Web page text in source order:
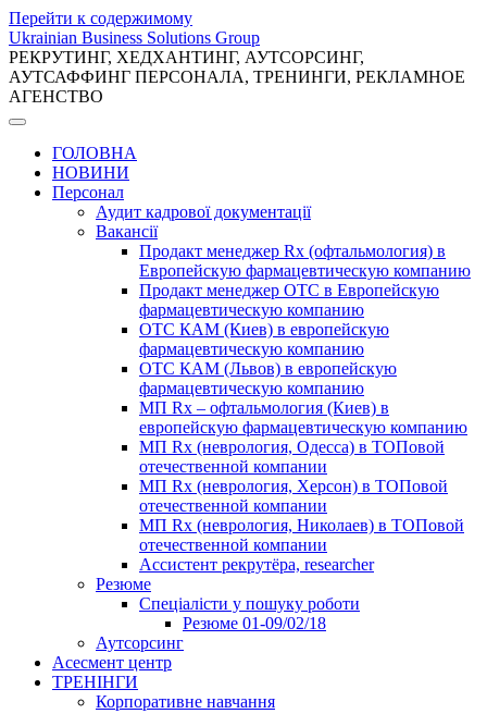
Перейти к содержимому
Ukrainian Business Solutions Group
РЕКРУТИНГ, ХЕДХАНТИНГ, АУТСОРСИНГ,
АУТСАФФИНГ ПЕРСОНАЛА, ТРЕНИНГИ, РЕКЛАМНОЕ
АГЕНСТВО
ГОЛОВНА
НОВИНИ
Персонал
Аудит кадрової документації
Вакансії
Продакт менеджер Rx (офтальмология) в
Европейскую фармацевтическую компанию
Продакт менеджер ОТС в Европейскую
фармацевтическую компанию
ОТС КАМ (Киев) в европейскую
фармацевтическую компанию
ОТС КАМ (Львов) в европейскую
фармацевтическую компанию
МП Rx – офтальмология (Киев) в
европейскую фармацевтическую компанию
МП Rx (неврология, Одесса) в ТОПовой
отечественной компании
МП Rx (неврология, Херсон) в ТОПовой
отечественной компании
МП Rx (неврология, Николаев) в ТОПовой
отечественной компании
Ассистент рекрутёра, researcher
Резюме
Cпеціалісти у пошуку роботи
Резюме 01-09/02/18
Аутсорсинг
Асесмент центр
ТРЕНІНГИ
Корпоративне навчання